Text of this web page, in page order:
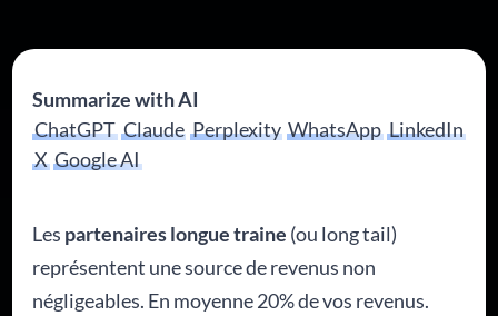
Summarize with AI
ChatGPT Claude Perplexity WhatsApp LinkedIn
X Google AI
Les partenaires longue traine (ou long tail)
représentent une source de revenus non
négligeables. En moyenne 20% de vos revenus.